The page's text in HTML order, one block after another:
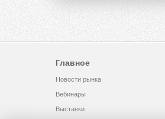
Главное
Новости рынка
Вебинары
Выставки